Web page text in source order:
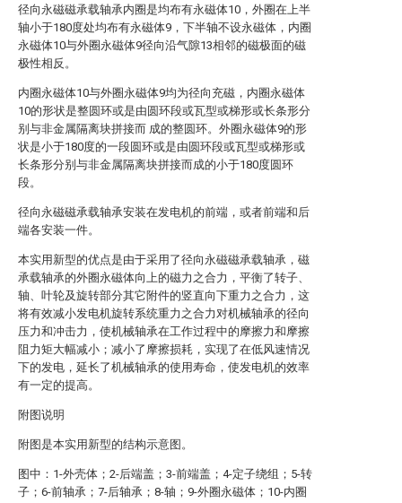
径向永磁磁承载轴承内圈是均布有永磁体10，外圈在上半
轴小于180度处均布有永磁体9，下半轴不设永磁体，内圈
永磁体10与外圈永磁体9径向沿气隙13相邻的磁极面的磁
极性相反。
内圈永磁体10与外圈永磁体9均为径向充磁，内圈永磁体
10的形状是整圆环或是由圆环段或瓦型或梯形或长条形分
别与非金属隔离块拼接而 成的整圆环。外圈永磁体9的形
状是小于180度的一段圆环或是由圆环段或瓦型或梯形或
长条形分别与非金属隔离块拼接而成的小于180度圆环
段。
径向永磁磁承载轴承安装在发电机的前端，或者前端和后
端各安装一件。
本实用新型的优点是由于采用了径向永磁磁承载轴承，磁
承载轴承的外圈永磁体向上的磁力之合力，平衡了转子、
轴、叶轮及旋转部分其它附件的竖直向下重力之合力，这
将有效减小发电机旋转系统重力之合力对机械轴承的径向
压力和冲击力，使机械轴承在工作过程中的摩擦力和摩擦
阻力矩大幅减小；减小了摩擦损耗，实现了在低风速情况
下的发电，延长了机械轴承的使用寿命，使发电机的效率
有一定的提高。
附图说明
附图是本实用新型的结构示意图。
图中：1-外壳体；2-后端盖；3-前端盖；4-定子绕组；5-转
子；6-前轴承；7-后轴承；8-轴；9-外圈永磁体；10-内圈